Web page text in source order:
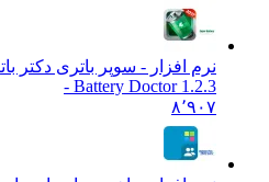
نرم افزار - سوپر باتری دکتر باتری
- Battery Doctor 1.2.3